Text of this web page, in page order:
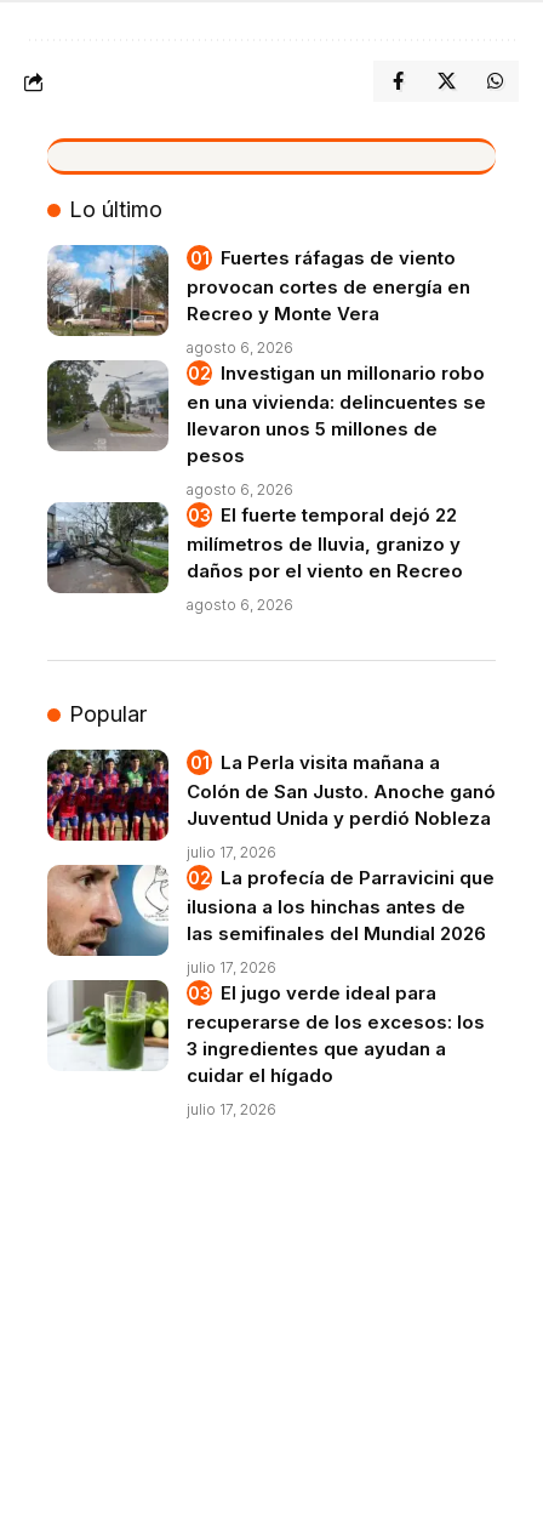
VIVO
Lo último
Fuertes ráfagas de viento
provocan cortes de energía en
Recreo y Monte Vera
agosto 6, 2026
Investigan un millonario robo
en una vivienda: delincuentes se
llevaron unos 5 millones de
pesos
agosto 6, 2026
El fuerte temporal dejó 22
milímetros de lluvia, granizo y
daños por el viento en Recreo
agosto 6, 2026
Popular
La Perla visita mañana a
Colón de San Justo. Anoche ganó
Juventud Unida y perdió Nobleza
julio 17, 2026
La profecía de Parravicini que
ilusiona a los hinchas antes de
las semifinales del Mundial 2026
julio 17, 2026
El jugo verde ideal para
recuperarse de los excesos: los
3 ingredientes que ayudan a
cuidar el hígado
julio 17, 2026